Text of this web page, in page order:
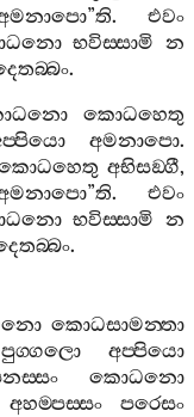
”ති. එවං
භවිස‍්සාමි න
.
කොධහෙතු
අමනාපො.
අභිසඞ‍්ගී,
”ති. එවං
භවිස‍්සාමි න
.
කොධසාමන‍්තා
පුග‍්ගලො
අප‍්පියො
කොධනො
අහම‍්පස‍්සං
පරෙසං